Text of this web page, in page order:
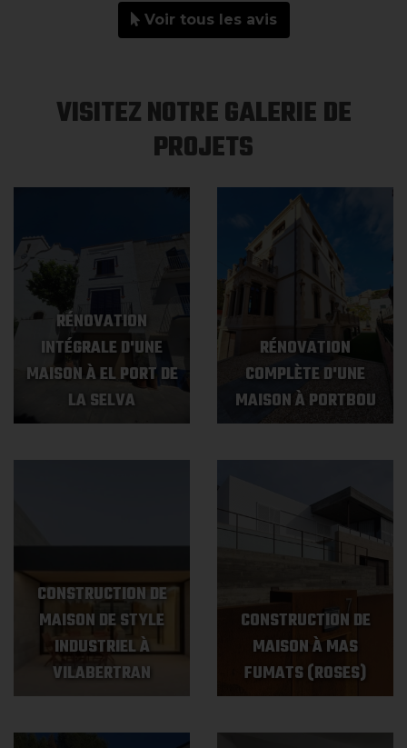
Voir tous les avis
VISITEZ NOTRE GALERIE DE
PROJETS
RÉNOVATION
INTÉGRALE D'UNE
MAISON À EL PORT DE
LA SELVA
RÉNOVATION
COMPLÈTE D'UNE
MAISON À PORTBOU
CONSTRUCTION DE
MAISON DE STYLE
INDUSTRIEL À
VILABERTRAN
CONSTRUCTION DE
MAISON À MAS
FUMATS (ROSES)